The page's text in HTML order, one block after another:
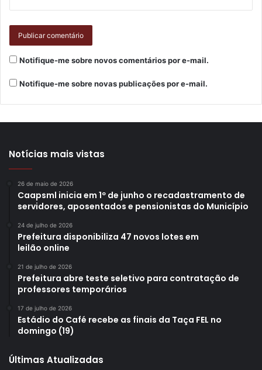
Etiquetas
eventos natalinos
Notifique-me sobre novos comentários por e-mail.
Notifique-me sobre novas publicações por e-mail.
Notícias mais vistas
26 de maio de 2026
Caapsml inicia em 1º de junho o recadastramento de
servidores, aposentados e pensionistas do Município
24 de julho de 2026
Prefeitura disponibiliza 47 novos lotes em
leilão online
21 de julho de 2026
Prefeitura abre teste seletivo para contratação de
professores temporários
17 de julho de 2026
Estádio do Café recebe as finais da Taça FEL no
domingo (19)
Últimas Atualizadas